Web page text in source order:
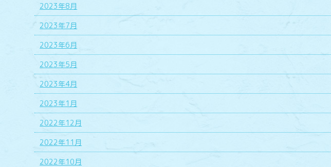
2023年8月
2023年7月
2023年6月
2023年5月
2023年4月
2023年1月
2022年12月
2022年11月
2022年10月